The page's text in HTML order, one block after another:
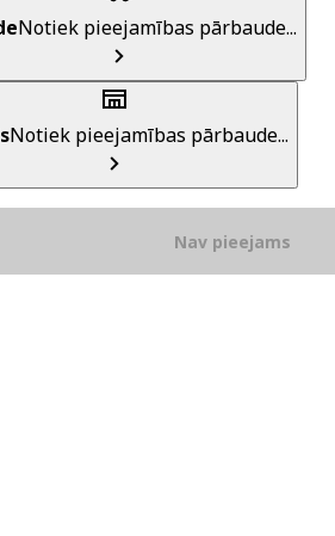
Notiek pieejamības pārbaude...
Notiek pieejamības pārbaude...
Nav pieejams